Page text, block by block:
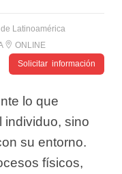
Latinoamérica
ONLINE
Solicitar información
lo que
individuo, sino
su entorno.
físicos,